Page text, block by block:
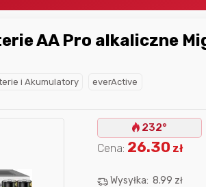
i Akumulatory
everActive
232°
Cena: 26.30 zł
Wysyłka:8.99 zł
dla najlepszego